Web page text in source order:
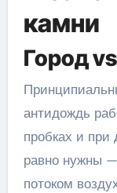
камни
Город
антидождь
пробках и при
равно нужны
потоком